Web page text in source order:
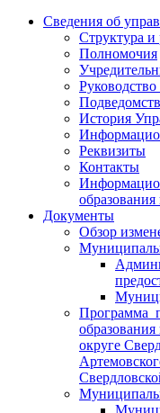
Сведения об
Структура и
Полномочия
История
Реквизиты
Контакты
Документы
Обзор
Программа
округе